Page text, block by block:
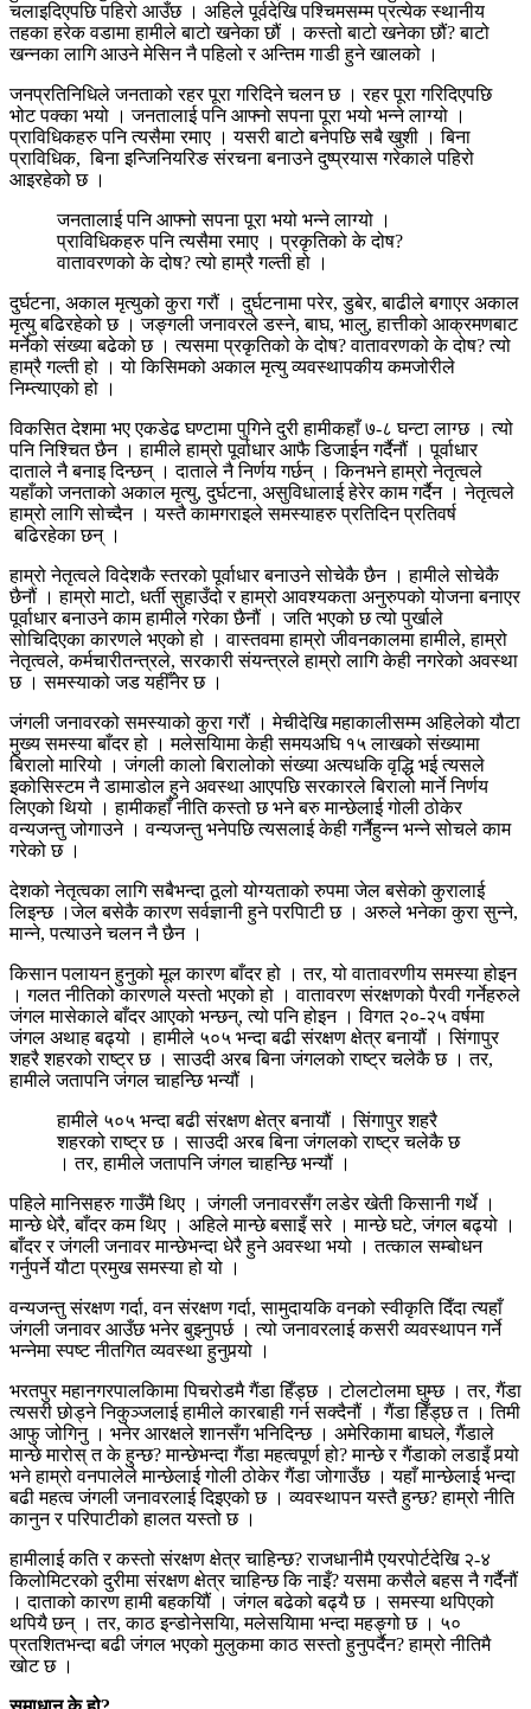
चलाइदिएपछि पहिरो आउँछ । अहिले पूर्वदेखि पश्चिमसम्म प्रत्येक स्थानीय
तहका हरेक वडामा हामीले बाटो खनेका छौं । कस्तो बाटो खनेका छौं? बाटो
खन्नका लागि आउने मेसिन नै पहिलो र अन्तिम गाडी हुने खालको ।
जनप्रतिनिधिले जनताको रहर पूरा गरिदिने चलन छ । रहर पूरा गरिदिएपछि
भोट पक्का भयो । जनतालाई पनि आफ्नो सपना पूरा भयो भन्ने लाग्यो ।
प्राविधिकहरु पनि त्यसैमा रमाए । यसरी बाटो बनेपछि सबै खुशी । बिना
प्राविधिक, बिना इन्जिनियरिङ संरचना बनाउने दुष्प्रयास गरेकाले पहिरो
आइरहेको छ ।
जनतालाई पनि आफ्नो सपना पूरा भयो भन्ने लाग्यो ।
प्राविधिकहरु पनि त्यसैमा रमाए । प्रकृतिको के दोष?
वातावरणको के दोष? त्यो हाम्रै गल्ती हो ।
दुर्घटना, अकाल मृत्युको कुरा गरौं । दुर्घटनामा परेर, डुबेर, बाढीले बगाएर अकाल
मृत्यु बढिरहेको छ । जङ्गली जनावरले डस्ने, बाघ, भालु, हात्तीको आक्रमणबाट
मर्नेको संख्या बढेको छ । त्यसमा प्रकृतिको के दोष? वातावरणको के दोष? त्यो
हाम्रै गल्ती हो । यो किसिमको अकाल मृत्यु व्यवस्थापकीय कमजोरीले
निम्त्याएको हो ।
विकसित देशमा भए एकडेढ घण्टामा पुगिने दुरी हामीकहाँ ७-८ घन्टा लाग्छ । त्यो
पनि निश्चित छैन । हामीले हाम्रो पूर्वाधार आफै डिजाईन गर्दैनौं । पूर्वाधार
दाताले नै बनाइ दिन्छन् । दाताले नै निर्णय गर्छन् । किनभने हाम्रो नेतृत्वले
यहाँको जनताको अकाल मृत्यु, दुर्घटना, असुविधालाई हेरेर काम गर्दैन । नेतृत्वले
हाम्रो लागि सोच्दैन । यस्तै कामगराइले समस्याहरु प्रतिदिन प्रतिवर्ष
बढिरहेका छन् ।
हाम्रो नेतृत्वले विदेशकै स्तरको पूर्वाधार बनाउने सोचेकै छैन । हामीले सोचेकै
छैनौं । हाम्रो माटो, धर्ती सुहाउँदो र हाम्रो आवश्यकता अनुरुपको योजना बनाएर
पूर्वाधार बनाउने काम हामीले गरेका छैनौं । जति भएको छ त्यो पुर्खाले
सोचिदिएका कारणले भएको हो । वास्तवमा हाम्रो जीवनकालमा हामीले, हाम्रो
नेतृत्वले, कर्मचारीतन्त्रले, सरकारी संयन्त्रले हाम्रो लागि केही नगरेको अवस्था
छ । समस्याको जड यहीँनेर छ ।
जंगली जनावरको समस्याको कुरा गरौं । मेचीदेखि महाकालीसम्म अहिलेको यौटा
मुख्य समस्या बाँदर हो । मलेसयिामा केही समयअघि १५ लाखको संख्यामा
बिरालो मारियो । जंगली कालो बिरालोको संख्या अत्यधकि वृद्धि भई त्यसले
इकोसिस्टम नै डामाडोल हुने अवस्था आएपछि सरकारले बिरालो मार्ने निर्णय
लिएको थियो । हामीकहाँ नीति कस्तो छ भने बरु मान्छेलाई गोली ठोकेर
वन्यजन्तु जोगाउने । वन्यजन्तु भनेपछि त्यसलाई केही गर्नैहुन्न भन्ने सोचले काम
गरेको छ ।
देशको नेतृत्वका लागि सबैभन्दा ठूलो योग्यताको रुपमा जेल बसेको कुरालाई
लिइन्छ ।जेल बसेकै कारण सर्वज्ञानी हुने परपिाटी छ । अरुले भनेका कुरा सुन्ने,
मान्ने, पत्याउने चलन नै छैन ।
किसान पलायन हुनुको मूल कारण बाँदर हो । तर, यो वातावरणीय समस्या होइन
। गलत नीतिको कारणले यस्तो भएको हो । वातावरण संरक्षणको पैरवी गर्नेहरुले
जंगल मासेकाले बाँदर आएको भन्छन्, त्यो पनि होइन । विगत २०-२५ वर्षमा
जंगल अथाह बढ्यो । हामीले ५०५ भन्दा बढी संरक्षण क्षेत्र बनायौं । सिंगापुर
शहरै शहरको राष्ट्र छ । साउदी अरब बिना जंगलको राष्ट्र चलेकै छ । तर,
हामीले जतापनि जंगल चाहन्छि भन्यौं ।
हामीले ५०५ भन्दा बढी संरक्षण क्षेत्र बनायौं । सिंगापुर शहरै
शहरको राष्ट्र छ । साउदी अरब बिना जंगलको राष्ट्र चलेकै छ
। तर, हामीले जतापनि जंगल चाहन्छि भन्यौं ।
पहिले मानिसहरु गाउँमै थिए । जंगली जनावरसँग लडेर खेती किसानी गर्थे ।
मान्छे धेरै, बाँदर कम थिए । अहिले मान्छे बसाइँ सरे । मान्छे घटे, जंगल बढ्यो ।
बाँदर र जंगली जनावर मान्छेभन्दा धेरै हुने अवस्था भयो । तत्काल सम्बोधन
गर्नुपर्ने यौटा प्रमुख समस्या हो यो ।
वन्यजन्तु संरक्षण गर्दा, वन संरक्षण गर्दा, सामुदायकि वनको स्वीकृति दिँदा त्यहाँ
जंगली जनावर आउँछ भनेर बुझ्नुपर्छ । त्यो जनावरलाई कसरी व्यवस्थापन गर्ने
भन्नेमा स्पष्ट नीतगित व्यवस्था हुनुपर्‍यो ।
भरतपुर महानगरपालकिामा पिचरोडमै गैंडा हिँड्छ । टोलटोलमा घुम्छ । तर, गैंडा
त्यसरी छोड्ने निकुञ्जलाई हामीले कारबाही गर्न सक्दैनौं । गैंडा हिँड्छ त । तिमी
आफु जोगिनु । भनेर आरक्षले शानसँग भनिदिन्छ । अमेरिकामा बाघले, गैंडाले
मान्छे मारोस् त के हुन्छ? मान्छेभन्दा गैंडा महत्वपूर्ण हो? मान्छे र गैंडाको लडाइँ पर्‍यो
भने हाम्रो वनपालेले मान्छेलाई गोली ठोकेर गैंडा जोगाउँछ । यहाँ मान्छेलाई भन्दा
बढी महत्व जंगली जनावरलाई दिइएको छ । व्यवस्थापन यस्तै हुन्छ? हाम्रो नीति
कानुन र परिपाटीको हालत यस्तो छ ।
हामीलाई कति र कस्तो संरक्षण क्षेत्र चाहिन्छ? राजधानीमै एयरपोर्टदेखि २-४
किलोमिटरको दुरीमा संरक्षण क्षेत्र चाहिन्छ कि नाइँ? यसमा कसैले बहस नै गर्दैनौं
। दाताको कारण हामी बहकयिौं । जंगल बढेको बढ्यै छ । समस्या थपिएको
थपियै छन् । तर, काठ इन्डोनेसयिा, मलेसयिामा भन्दा महङ्गो छ । ५०
प्रतशितभन्दा बढी जंगल भएको मुलुकमा काठ सस्तो हुनुपर्दैन? हाम्रो नीतिमै
खोट छ ।